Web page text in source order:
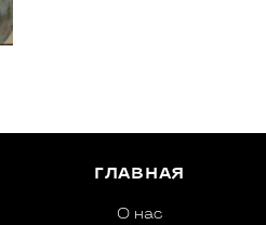
ГЛАВНАЯ
О нас